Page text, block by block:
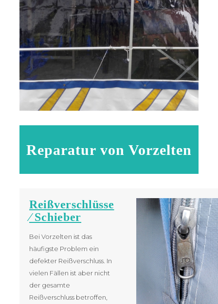
Reparatur von Vorzelten
Reißverschlüsse
⁄ Schieber
Bei Vorzelten ist das
häufigste Problem ein
defekter Reißverschluss. In
vielen Fällen ist aber nicht
der gesamte
Reißverschluss betroffen,